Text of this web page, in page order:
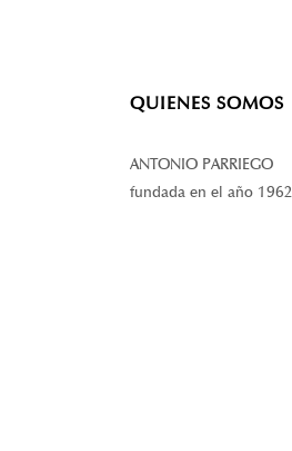
QUIENES SOMOS
ANTONIO PARRIEGO
fundada en el año 1962